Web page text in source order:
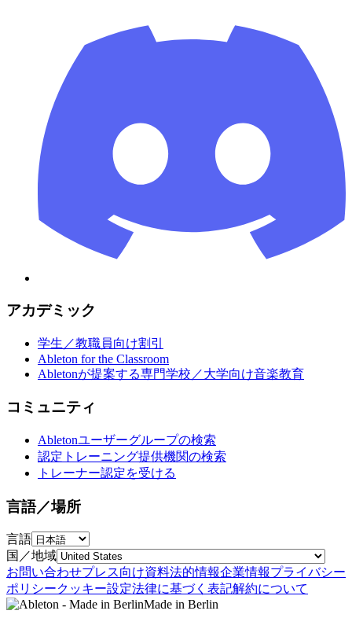
アカデミック
学生／教職員向け割引
Ableton for the Classroom
Abletonが提案する専門学校／大学向け音楽教育
コミュニティ
Abletonユーザーグループの検索
認定トレーニング提供機関の検索
トレーナー認定を受ける
言語／場所
言語
国／地域
お問い合わせプレス向け資料法的情報企業情報プライバシー
ポリシークッキー設定法律に基づく表記解約について
Made in Berlin